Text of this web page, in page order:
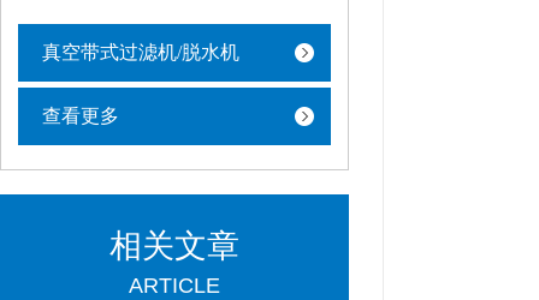
真空带式过滤机/脱水机
查看更多
相关文章
ARTICLE